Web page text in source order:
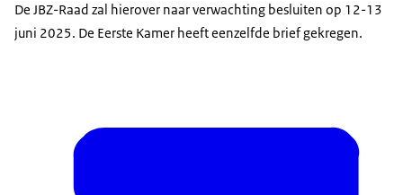
De JBZ-Raad zal hierover naar verwachting besluiten op 12-13
juni 2025. De Eerste Kamer heeft eenzelfde brief gekregen.